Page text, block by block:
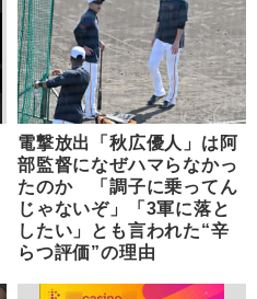
電撃放出「秋広優人」は阿
部監督になぜハマらなかっ
たのか 「調子に乗ってん
じゃないぞ」「3軍に落と
したい」とも言われた“辛
らつ評価”の理由